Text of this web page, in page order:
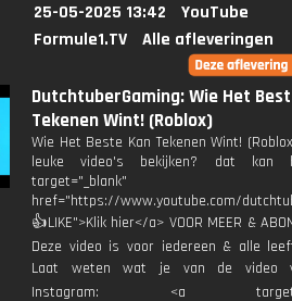
25-05-2025 13:42
YouTube
Formule1.TV
Alle afleveringen
DutchtuberGaming: Wie Het
Tekenen Wint! (Roblox)
Wie Het Beste Kan Tekenen Wint!
leuke video's bekijken? dat kan
target="_blank"
href="https://www.youtube.com/
👍LIKE">Klik hier</a> VOOR MEER &
Deze video is voor iedereen & alle
Laat weten wat je van de video
Instagram: <a